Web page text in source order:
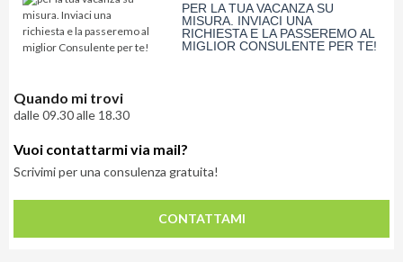
Lascia
PER LA TUA VACANZA SU
MISURA. INVIACI UNA
RICHIESTA E LA PASSEREMO AL
MIGLIOR CONSULENTE PER TE!
Quando mi trovi
dalle 09.30 alle 18.30
Vuoi contattarmi via mail?
Scrivimi per una consulenza gratuita!
CONTATTAMI